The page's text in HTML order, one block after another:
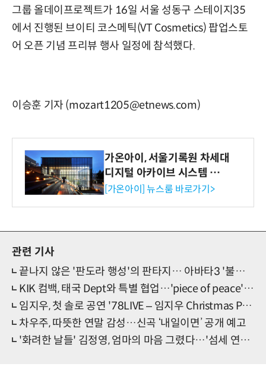
그룹 올데이프로젝트가 16일 서울 성동구 스테이지35
에서 진행된 브이티 코스메틱(VT Cosmetics) 팝업스토
어 오픈 기념 프리뷰 행사 일정에 참석했다.
이승훈 기자 (mozart1205@etnews.com)
가온아이, 서울기록원 차세대
디지털 아카이브 시스템 구축
수행
[가온아이] 뉴스룸 바로가기>
관련 기사
끝나지 않은 '판도라 행성'의 판타지… 아바타3 '불과 재'
KIK 컴백, 태국 Dept와 특별 협업…'piece of peace' 발매
임지우, 첫 솔로 공연 '78LIVE – 임지우 Christmas Party' 개최
차우주, 따뜻한 연말 감성…신곡 ‘내일이면’ 공개 예고
'화려한 날들' 김정영, 엄마의 마음 그렸다…'섬세 연기' 눈길